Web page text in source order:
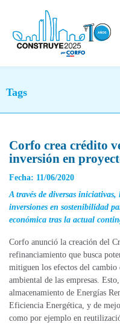
Tags
Corfo crea crédito
inversión en
Fecha: 11/06/2020
A través de diversas
inversiones en sostenibilidad
económica tras la actual
Corfo anunció la creación del
refinanciamiento que busca
mitiguen los efectos del
ambiental de las empresas.
almacenamiento de Energías
Eficiencia Energética, y de
como por ejemplo en